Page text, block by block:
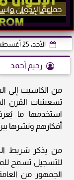
جماعة الإخوان
الأحد، 25 أغسطس 2024
رحيم أحمد
من الكاسيت إلى
تسعينيات القرن
استخدمها ما
أفكارهم ونشرها
من يذكر شريط
للتسجيل تسمح
الجمهور من